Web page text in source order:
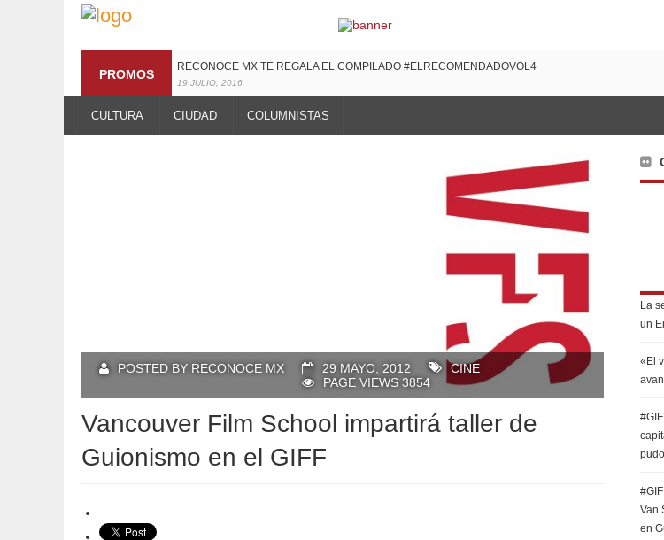
PROMOS
RECONOCE MX TE REGALA EL COMPILADO #ELRECOMENDADOVOL4
19 JULIO, 2016
CULTURA CIUDAD COLUMNISTAS
POSTED BY RECONOCE MX 29 MAYO, 2012
CINE
PAGE VIEWS 3854
Vancouver Film School impartirá taller de
Guionismo en el GIFF
La
un
«El
Van
en